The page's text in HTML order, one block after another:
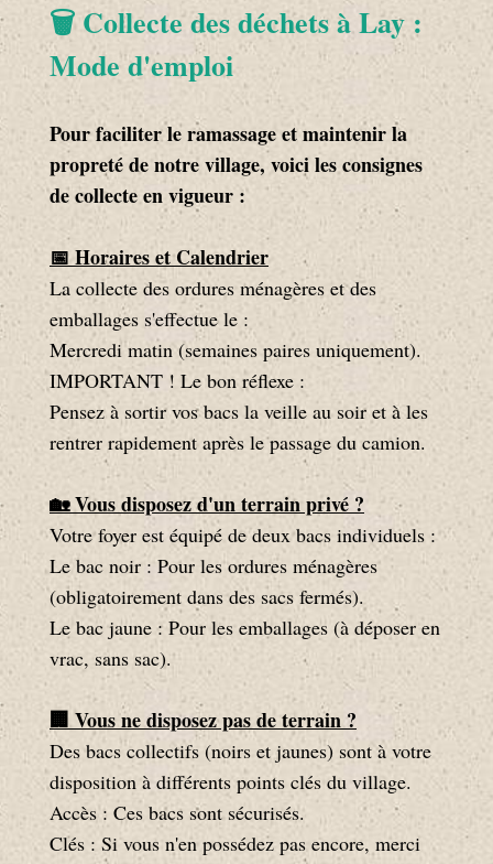
🗑️ Collecte des déchets à Lay :
Mode d'emploi
Pour faciliter le ramassage et maintenir la
propreté de notre village, voici les consignes
de collecte en vigueur :
📅 Horaires et Calendrier
La collecte des ordures ménagères et des
emballages s'effectue le :
Mercredi matin (semaines paires uniquement).
IMPORTANT ! Le bon réflexe :
Pensez à sortir vos bacs la veille au soir et à les
rentrer rapidement après le passage du camion.
🏡 Vous disposez d'un terrain privé ?
Votre foyer est équipé de deux bacs individuels :
Le bac noir : Pour les ordures ménagères
(obligatoirement dans des sacs fermés).
Le bac jaune : Pour les emballages (à déposer en
vrac, sans sac).
🏢 Vous ne disposez pas de terrain ?
Des bacs collectifs (noirs et jaunes) sont à votre
disposition à différents points clés du village.
Accès : Ces bacs sont sécurisés.
Clés : Si vous n'en possédez pas encore, merci